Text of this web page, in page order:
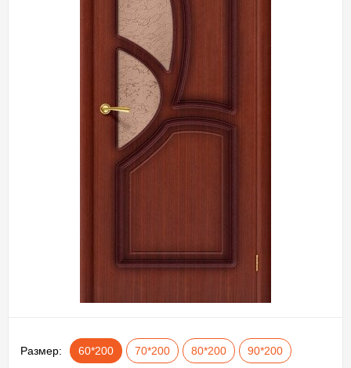
Размер: 60*200 70*200 80*200 90*200